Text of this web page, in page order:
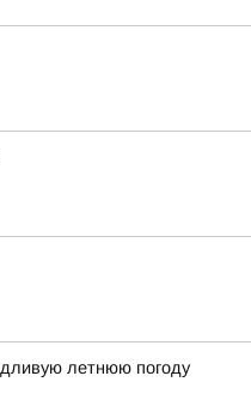
летнюю погоду